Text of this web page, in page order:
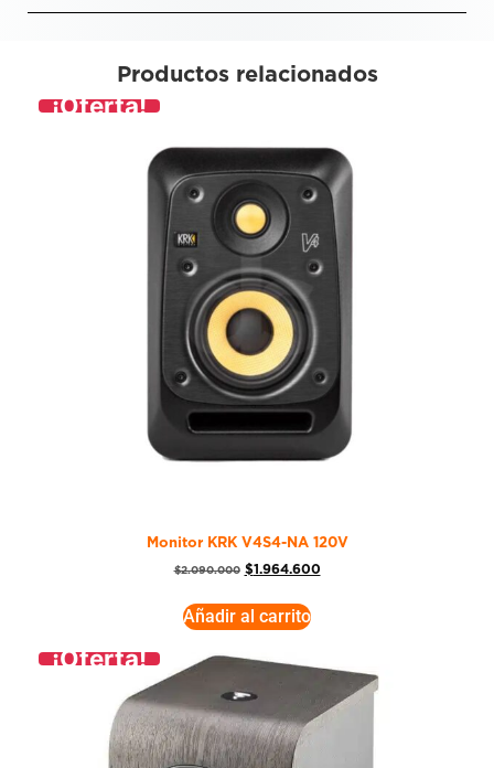
Productos relacionados
¡Oferta!
Monitor KRK V4S4-NA 120V
$2.090.000 $1.964.600
Añadir al carrito
¡Oferta!